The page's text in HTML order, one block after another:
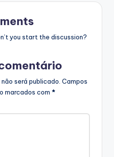
you start the discussion?
será publicado. Campos
marcados com *